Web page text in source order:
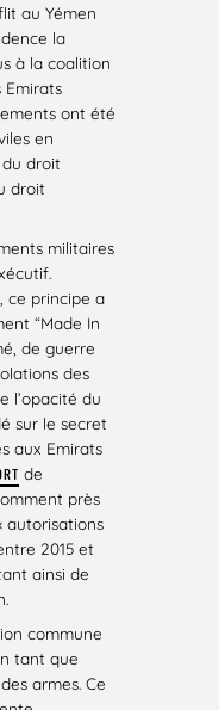
au Yémen
la
à la coalition
Emirats
ont été
en
droit
droit
militaires
ce principe a
“Made In
de guerre
des
l’opacité du
sur le secret
aux Emirats
de
près
autorisations
2015 et
ainsi de
commune
tant que
armes. Ce